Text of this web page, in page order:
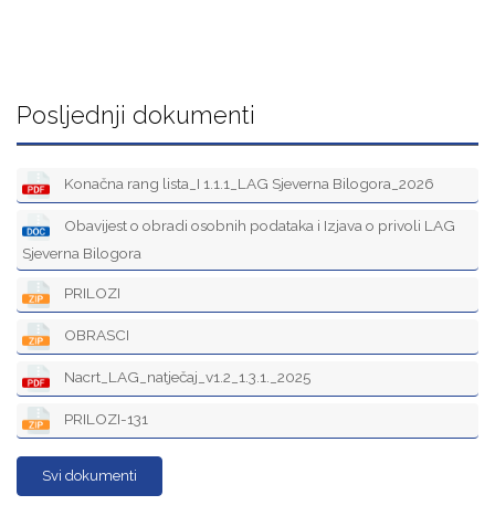
Posljednji dokumenti
Konačna rang lista_I 1.1.1_LAG Sjeverna Bilogora_2026
Obavijest o obradi osobnih podataka i Izjava o privoli LAG
Sjeverna Bilogora
PRILOZI
OBRASCI
Nacrt_LAG_natječaj_v1.2_1.3.1._2025
PRILOZI-131
Svi dokumenti